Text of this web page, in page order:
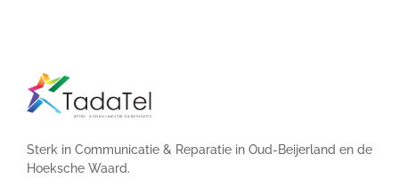
Sterk in Communicatie & Reparatie in Oud-Beijerland en de
Hoeksche Waard.